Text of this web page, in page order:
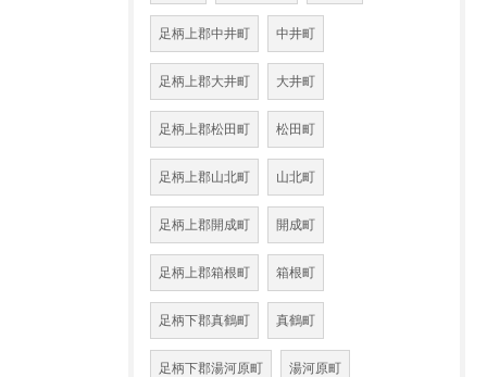
足柄上郡中井町 中井町
足柄上郡大井町 大井町
足柄上郡松田町 松田町
足柄上郡山北町 山北町
足柄上郡開成町 開成町
足柄上郡箱根町 箱根町
足柄下郡真鶴町 真鶴町
足柄下郡湯河原町 湯河原町